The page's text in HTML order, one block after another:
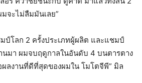
มจะไม่ลืมมันเลย”
ป์โลก 2 ครั้งประเภทผู้ผลิต และแชมป์
นมา ผมจบฤดูกาลในอันดับ 4 บนตารตาง
ลงานที่ดีที่สุดของผมใน โมโตจีพี” มิล